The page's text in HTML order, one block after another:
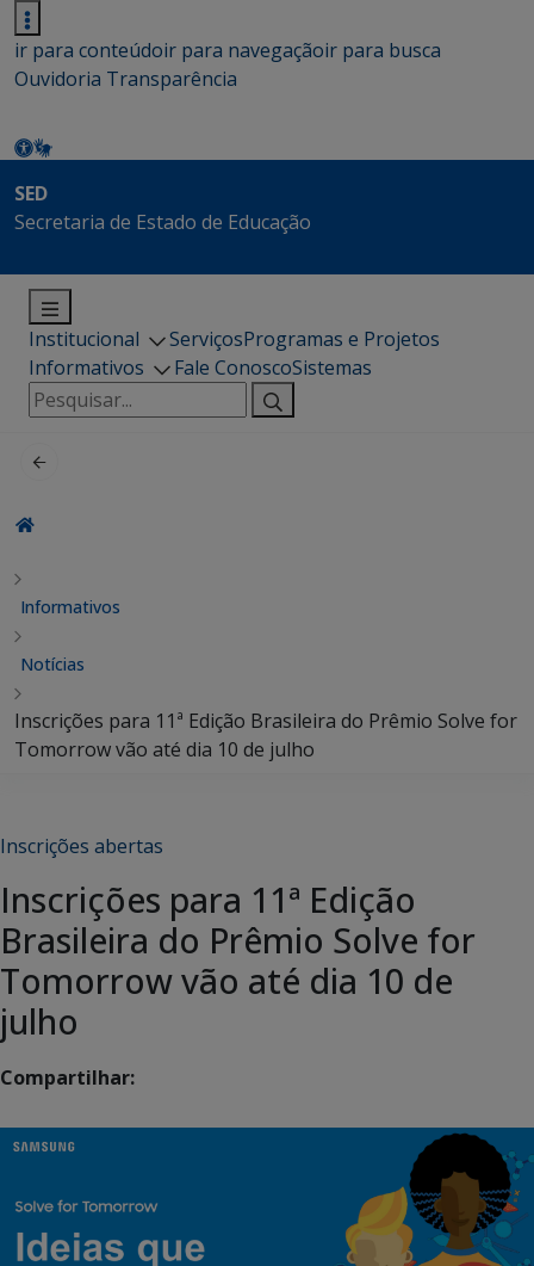
ir para conteúdoir para navegaçãoir para busca
Ouvidoria Transparência
SED
Secretaria de Estado de Educação
Institucional ServiçosProgramas e Projetos
Informativos
Fale ConoscoSistemas
Pesquisar
por:
Informativos
Notícias
Inscrições para 11ª Edição Brasileira do Prêmio Solve for
Tomorrow vão até dia 10 de julho
Inscrições abertas
Inscrições para 11ª Edição
Brasileira do Prêmio Solve for
Tomorrow vão até dia 10 de
julho
Compartilhar: